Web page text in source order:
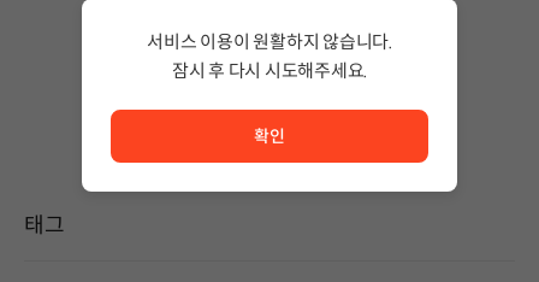
작성된 글이 없습니다.
상품 이용 후 첫 번째 글을 남겨보세요!
태그
서비스 이용이 원활하지 않습니다.
잠시 후 다시 시도해주세요.
확인